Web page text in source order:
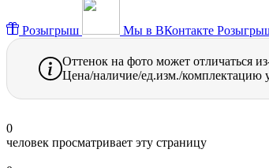
Розыгрыш Мы в ВКонтакте
Оттенок на фото может отличаться
Цена/наличие/ед.изм./комплектацию
0
человек просматривает эту страницу